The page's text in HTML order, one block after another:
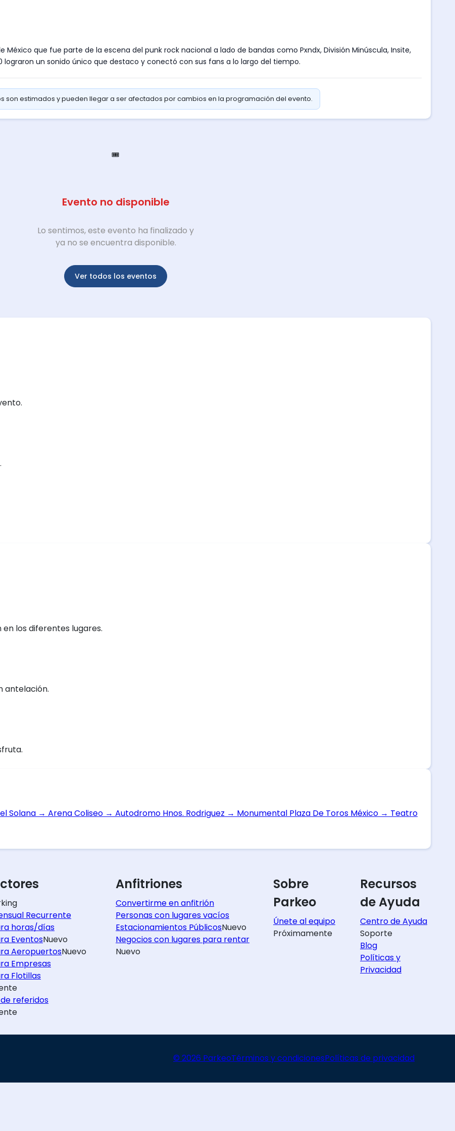
que fue parte de la escena del punk rock nacional a lado de bandas como Pxndx, División Minúscula, Insite,
lograron un sonido único que destaco y conectó con sus fans a lo largo del tiempo.
son estimados y pueden llegar a ser afectados por cambios en la programación del evento.
🎟️
Evento no disponible
Lo sentimos, este evento ha finalizado y
ya no se encuentra disponible.
Ver todos los eventos
los diferentes lugares.
antelación.
Solana → Arena Coliseo → Autodromo Hnos. Rodriguez → Monumental Plaza De Toros México → Teatro
Recurrente
horas/días
EventosNuevo
AeropuertosNuevo
Empresas
Flotillas
referidos
Anfitriones
Convertirme en anfitrión
Personas con lugares vacíos
Estacionamientos PúblicosNuevo
Negocios con lugares para rentar
Nuevo
Recursos
de Ayuda
Centro de Ayuda
Soporte
Blog
Políticas y
Privacidad
Sobre
Parkeo
Únete al equipo
Próximamente
© 2026 ParkeoTérminos y condicionesPolíticas de privacidad